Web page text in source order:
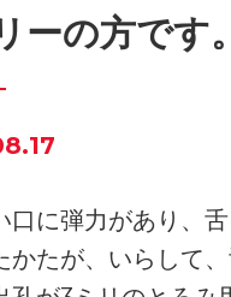
ーの方です。
に弾力があり、
たが、いらして